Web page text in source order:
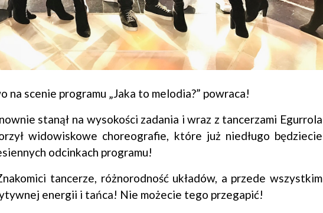
na scenie programu „Jaka to melodia?” powraca!
stanął na wysokości zadania i wraz z tancerzami Egurrola
widowiskowe choreografie, które już niedługo będziecie
odcinkach programu!
tancerze, różnorodność układów, a przede wszystkim
energii i tańca! Nie możecie tego przegapić!